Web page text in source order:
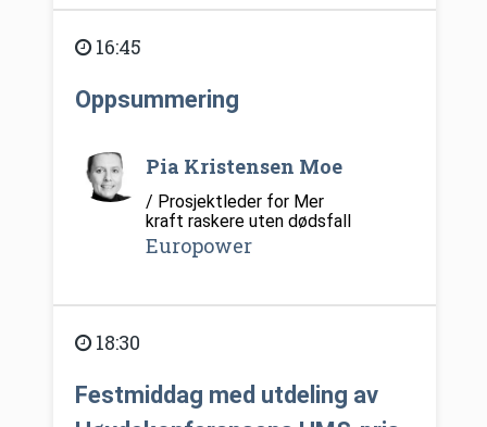
16:45
Oppsummering
Pia Kristensen Moe
/ Prosjektleder for Mer
kraft raskere uten dødsfall
Europower
18:30
Festmiddag med utdeling av